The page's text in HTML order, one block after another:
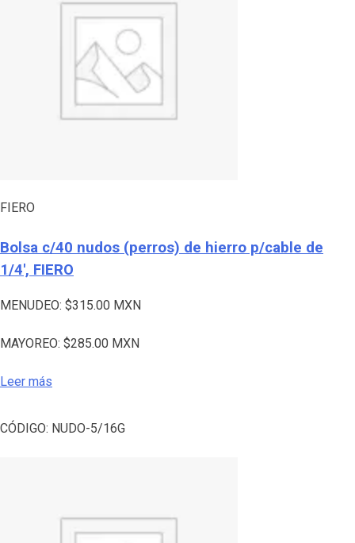
FIERO
Bolsa c/40 nudos (perros) de hierro p/cable de
1/4′, FIERO
MENUDEO: $315.00 MXN
MAYOREO: $285.00 MXN
Leer más
CÓDIGO: NUDO-5/16G